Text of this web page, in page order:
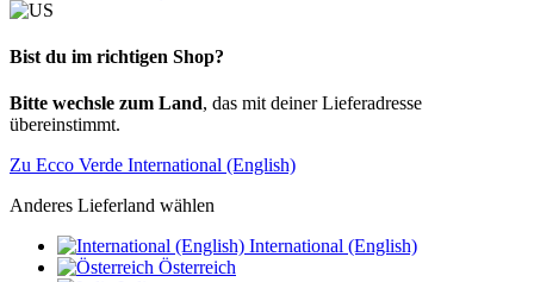
Bist du im richtigen Shop?
Bitte wechsle zum Land, das mit deiner Lieferadresse
übereinstimmt.
Zu Ecco Verde International (English)
Anderes Lieferland wählen
International (English)
Österreich